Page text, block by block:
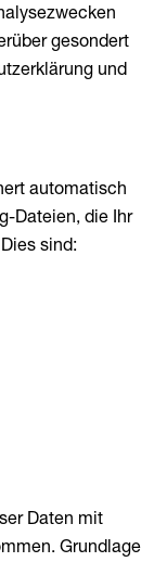
gesondert
und
automatisch
Dateien, die Ihr
sind:
Daten mit
Grundlage